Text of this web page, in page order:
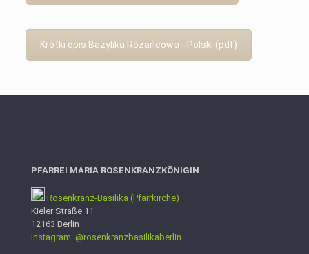
Krótki opis Bazylika Różańcowa - Polski (pdf)
PFARREI MARIA ROSENKRANZKÖNIGIN
Rosenkranz-Basilika (Pfarrkirche)
Kieler Straße 11
12163 Berlin
Instagram: @rosenkranzbasilikaberlin